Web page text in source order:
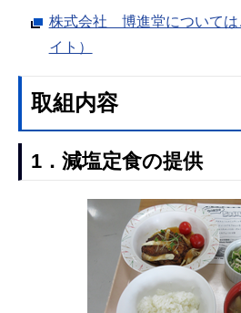
株式会社 博進堂については
イト）
取組内容
1．減塩定食の提供